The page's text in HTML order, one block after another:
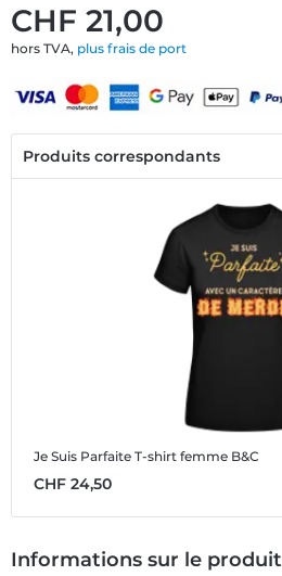
CHF 21,00
hors TVA, plus frais de port
Produits correspondants
Je Suis Parfaite T-shirt femme B&C
CHF 24,50
Informations sur le produit